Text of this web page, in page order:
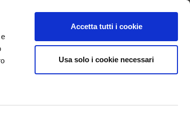
Accetta tutti i cookie
Usa solo i cookie necessari
Supporto Apri ticket Scarica l’APP